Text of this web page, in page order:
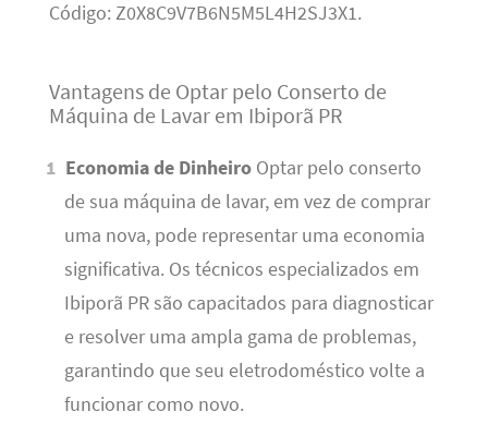
Código: Z0X8C9V7B6N5M5L4H2SJ3X1.
Vantagens de Optar pelo Conserto de
Máquina de Lavar em Ibiporã PR
Economia de Dinheiro Optar pelo conserto
de sua máquina de lavar, em vez de comprar
uma nova, pode representar uma economia
significativa. Os técnicos especializados em
Ibiporã PR são capacitados para diagnosticar
e resolver uma ampla gama de problemas,
garantindo que seu eletrodoméstico volte a
funcionar como novo.